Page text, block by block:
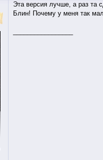
Эта версия лучше, а раз та
Блин! Почему у меня так